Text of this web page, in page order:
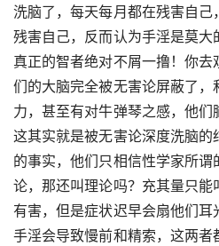
洗脑了，每天每月都在残害自
残害自己，反而认为手淫是莫大
真正的智者绝对不屑一撸！你
们的大脑完全被无害论屏蔽了
力，甚至有对牛弹琴之感，他们
这其实就是被无害论深度洗脑
的事实，他们只相信性学家所
论，那还叫理论吗？充其量只
有害，但是症状迟早会扇他们耳
手淫会导致慢前和精索，这两